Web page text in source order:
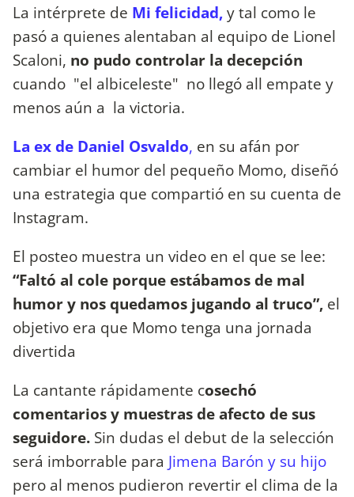
La intérprete de Mi felicidad,y tal como le
pasó a quienes alentaban al equipo de Lionel
Scaloni, no pudo controlar la decepción
cuando "el albiceleste" no llegó all empate y
menos aún a la victoria.
La ex de Daniel Osvaldo, en su afán por
cambiar el humor del pequeño Momo, diseñó
una estrategia que compartió en su cuenta de
Instagram.
El posteo muestra un video en el que se lee:
“Faltó al cole porque estábamos de mal
humor y nos quedamos jugando al truco”, el
objetivo era que Momo tenga una jornada
divertida
La cantante rápidamente cosechó
comentarios y muestras de afecto de sus
seguidore. Sin dudas el debut de la selección
será imborrable para Jimena Barón y su hijo
pero al menos pudieron revertir el clima de la